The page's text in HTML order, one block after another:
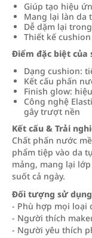
Giúp tạo hiệu
Mang lại làn da
Dễ dặm lại
Thiết kế
Điểm đặc biệt của
Dạng cushion:
Kết cấu phấn
Finish glow:
Công nghệ
gây trượt nền
Kết cấu & Trải
Chất phấn nước
phẩm tiệp vào da
mảng, mang lại
suốt cả ngày.
Đối tượng sử
- Phù hợp mọi loại
- Người thích
- Người yêu thích